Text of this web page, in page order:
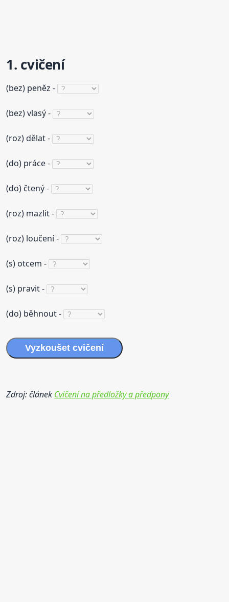
1. cvičení
(bez) peněz -
(bez) vlasý -
(roz) dělat -
(do) práce -
(do) čtený -
(roz) mazlit -
(roz) loučení -
(s) otcem -
(s) pravit -
(do) běhnout -
Vyzkoušet cvičení
Zdroj: článek Cvičení na předložky a předpony